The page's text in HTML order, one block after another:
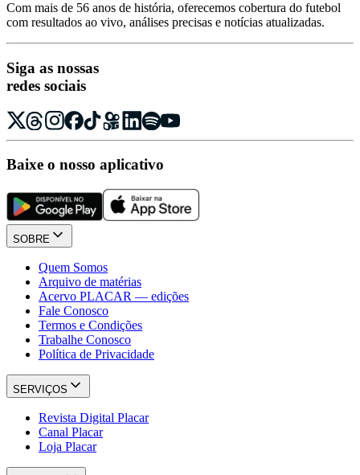
Com mais de 56 anos de história, oferecemos cobertura do futebol
com resultados ao vivo, análises precisas e notícias atualizadas.
Siga as nossas
redes sociais
Baixe o nosso aplicativo
SOBRE
Quem Somos
Arquivo de matérias
Acervo PLACAR — edições
Fale Conosco
Termos e Condições
Trabalhe Conosco
Política de Privacidade
SERVIÇOS
Revista Digital Placar
Canal Placar
Loja Placar